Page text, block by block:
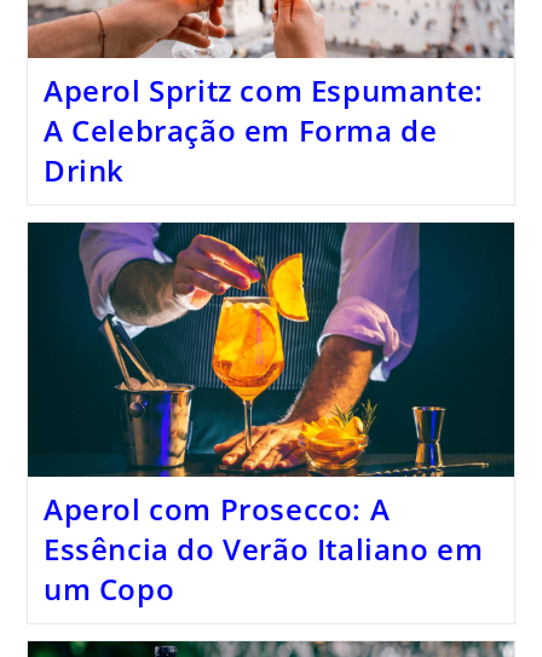
Aperol Spritz com Espumante:
A Celebração em Forma de
Drink
Aperol com Prosecco: A
Essência do Verão Italiano em
um Copo